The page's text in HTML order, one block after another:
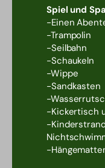
Spiel und
-Einen
-Trampolin​
-Seilbahn
-Schaukeln
-Wippe
-Sandkasten
-
-Kickertisch
-
-